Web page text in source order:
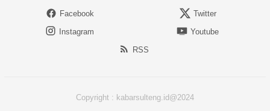
Facebook
Twitter
Instagram
Youtube
RSS
Copyright : kabarsulteng.id@2024